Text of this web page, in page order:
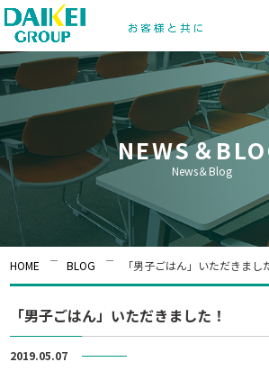
NEWS＆
News＆Blog
HOME BLOG 「男子ごはん」いただきまし
「男子ごはん」いただきました！
2019.05.07